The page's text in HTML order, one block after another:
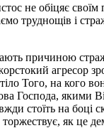
не обіцяє своїм
труднощів і
причиною
агресор
Того, на кого
Господа, якими
стоїть на боці
як це